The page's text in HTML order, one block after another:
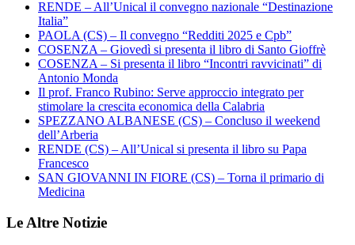
RENDE – All’Unical il convegno nazionale “Destinazione
Italia”
PAOLA (CS) – Il convegno “Redditi 2025 e Cpb”
COSENZA – Giovedì si presenta il libro di Santo Gioffrè
COSENZA – Si presenta il libro “Incontri ravvicinati” di
Antonio Monda
Il prof. Franco Rubino: Serve approccio integrato per
stimolare la crescita economica della Calabria
SPEZZANO ALBANESE (CS) – Concluso il weekend
dell’Arberia
RENDE (CS) – All’Unical si presenta il libro su Papa
Francesco
SAN GIOVANNI IN FIORE (CS) – Torna il primario di
Medicina
Le Altre Notizie